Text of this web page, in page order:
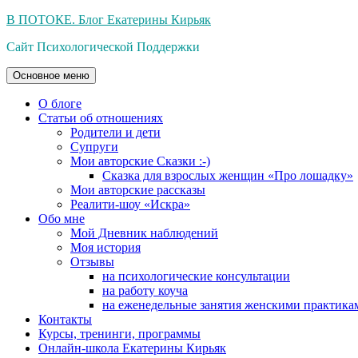
Перейти
содержимому
В ПОТОКЕ. Блог Екатерины Кирьяк
Сайт Психологической Поддержки
Основное меню
О блоге
Статьи об отношениях
Родители и дети
Супруги
Мои авторские Сказки :-)
Сказка для взрослых женщин «Про лошадку»
Мои авторские рассказы
Реалити-шоу «Искра»
Обо мне
Мой Дневник наблюдений
Моя история
Отзывы
на психологические консультации
на работу коуча
на еженедельные занятия женскими
Контакты
Курсы, тренинги, программы
Онлайн-школа Екатерины Кирьяк